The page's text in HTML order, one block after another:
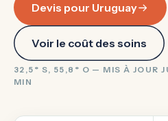
Devis pour Uruguay
Voir le coût des soins
32,5° S, 55,8° O — MIS À JOUR
MIN